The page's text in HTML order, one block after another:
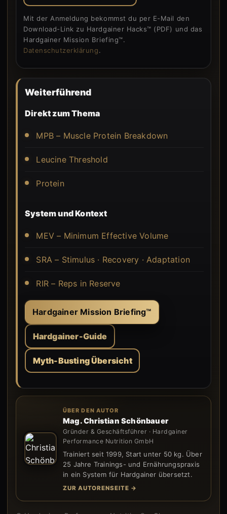
Mit der Anmeldung bekommst du per E-Mail den
Download-Link zu Hardgainer Hacks™ (PDF) und das
Hardgainer Mission Briefing™.
Datenschutzerklärung.
Weiterführend
Direkt zum Thema
MPB – Muscle Protein Breakdown
Leucine Threshold
Protein
System und Kontext
MEV – Minimum Effective Volume
SRA – Stimulus · Recovery · Adaptation
RIR – Reps in Reserve
Hardgainer Mission Briefing™
Hardgainer-Guide
Myth-Busting Übersicht
ÜBER DEN AUTOR
Mag. Christian Schönbauer
Gründer & Geschäftsführer · Hardgainer
Performance Nutrition GmbH
Trainiert seit 1999, Start unter 50 kg. Über
25 Jahre Trainings- und Ernährungspraxis
in ein System für Hardgainer übersetzt.
ZUR AUTORENSEITE →